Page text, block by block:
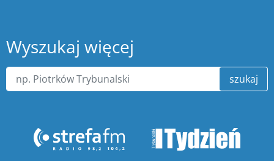
Wyszukaj więcej
szukaj